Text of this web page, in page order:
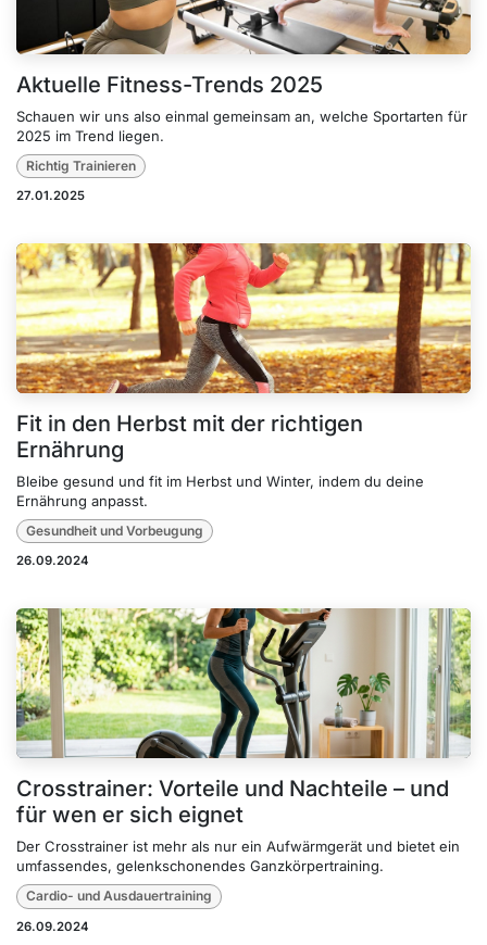
Aktuelle Fitness-Trends 2025
Schauen wir uns also einmal gemeinsam an, welche Sportarten für
2025 im Trend liegen.
Richtig Trainieren
27.01.2025
Fit in den Herbst mit der richtigen
Ernährung
Bleibe gesund und fit im Herbst und Winter, indem du deine
Ernährung anpasst.
Gesundheit und Vorbeugung
26.09.2024
Crosstrainer: Vorteile und Nachteile – und
für wen er sich eignet
Der Crosstrainer ist mehr als nur ein Aufwärmgerät und bietet ein
umfassendes, gelenkschonendes Ganzkörpertraining.
Cardio- und Ausdauertraining
26.09.2024